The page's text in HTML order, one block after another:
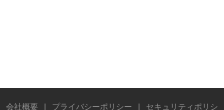
会社概要 プライバシーポリシー セキュリティポリシ